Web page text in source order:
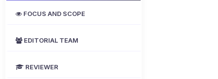
FOCUS AND SCOPE
EDITORIAL TEAM
REVIEWER